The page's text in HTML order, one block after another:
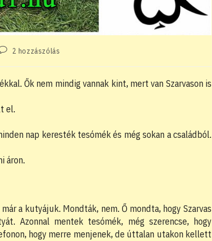
2 hozzászólás
Ők nem mindig vannak kint, mert van Szarvason is
el.
nap keresték tesómék és még sokan a családból.
áron.
a kutyájuk. Mondták, nem. Ő mondta, hogy Szarvas
Azonnal mentek tesómék, még szerencse, hogy
hogy merre menjenek, de úttalan utakon kellett